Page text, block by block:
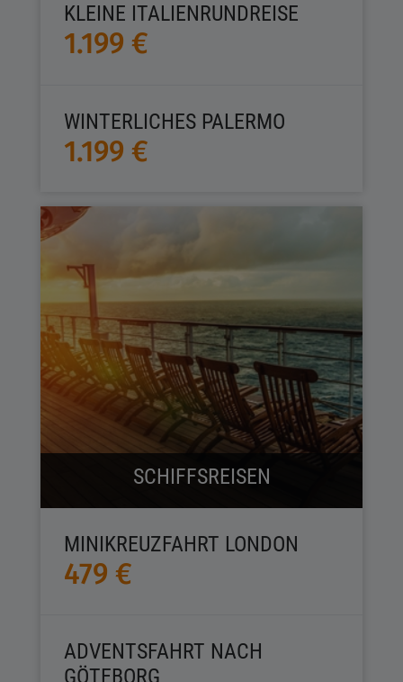
KLEINE ITALIENRUNDREISE
1.199 €
WINTERLICHES PALERMO
1.199 €
SCHIFFSREISEN
MINIKREUZFAHRT LONDON
479 €
ADVENTSFAHRT NACH
GÖTEBORG